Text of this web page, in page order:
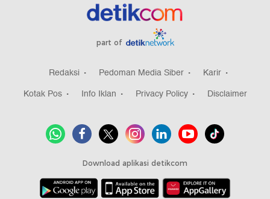
part of
Redaksi Pedoman Media Siber
Karir
Kotak Pos
Info Iklan Privacy Policy Disclaimer
Download aplikasi detikcom